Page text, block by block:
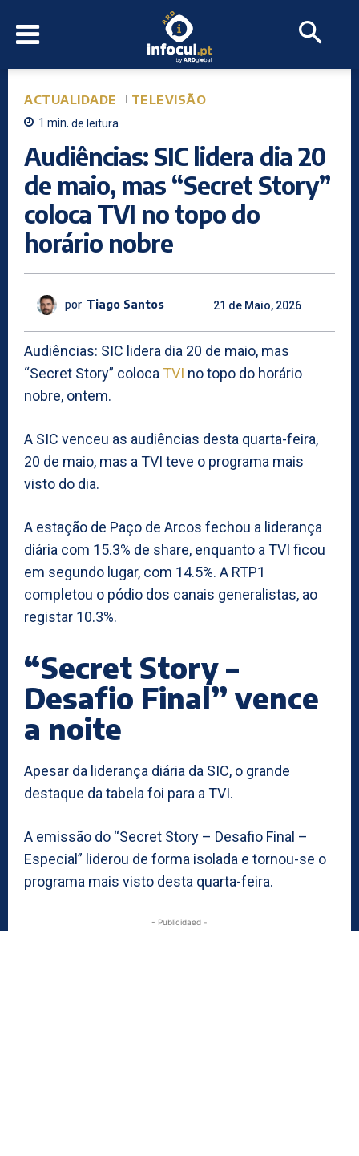
ACTUALIDADE TELEVISÃO
1 min. de leitura
Audiências: SIC lidera dia 20
de maio, mas “Secret Story”
coloca TVI no topo do
horário nobre
por Tiago Santos 21 de Maio, 2026
Audiências: SIC lidera dia 20 de maio, mas
“Secret Story” coloca TVI no topo do horário
nobre, ontem.
A SIC venceu as audiências desta quarta-feira,
20 de maio, mas a TVI teve o programa mais
visto do dia.
A estação de Paço de Arcos fechou a liderança
diária com 15.3% de share, enquanto a TVI ficou
em segundo lugar, com 14.5%. A RTP1
completou o pódio dos canais generalistas, ao
registar 10.3%.
“Secret Story –
Desafio Final” vence
a noite
Apesar da liderança diária da SIC, o grande
destaque da tabela foi para a TVI.
A emissão do “Secret Story – Desafio Final –
Especial” liderou de forma isolada e tornou-se o
programa mais visto desta quarta-feira.
- Publicidaed -